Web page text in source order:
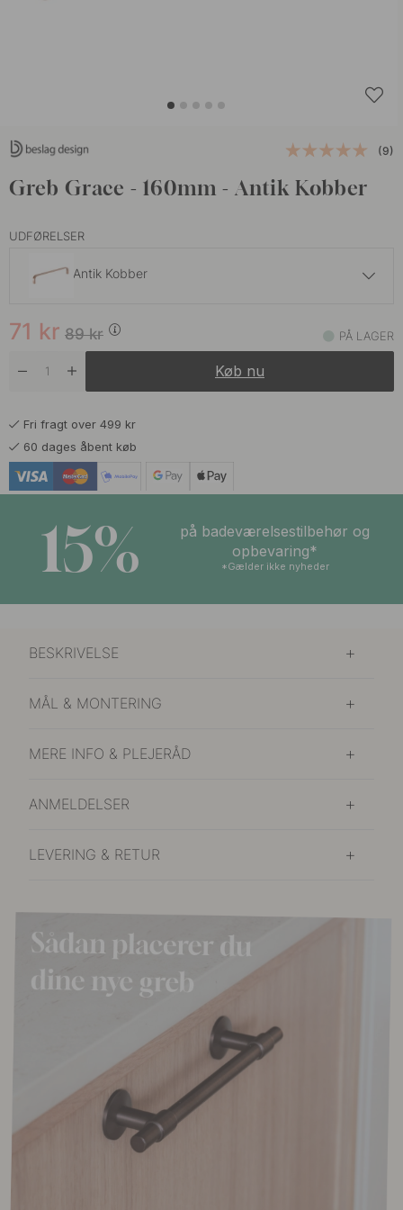
(9)
Greb Grace - 160mm - Antik Kobber
UDFØRELSER
Antik Kobber
Børstet Messing På lager
På lager
Rustfrit Stål Finish
89kr
71 kr PÅ LAGER
Køb nu
Fri fragt over 499 kr
60 dages åbent køb
15%
på badeværelsestilbehør og
opbevaring*
*Gælder ikke nyheder
BESKRIVELSE
MÅL & MONTERING
MERE INFO & PLEJERÅD
ANMELDELSER
LEVERING & RETUR